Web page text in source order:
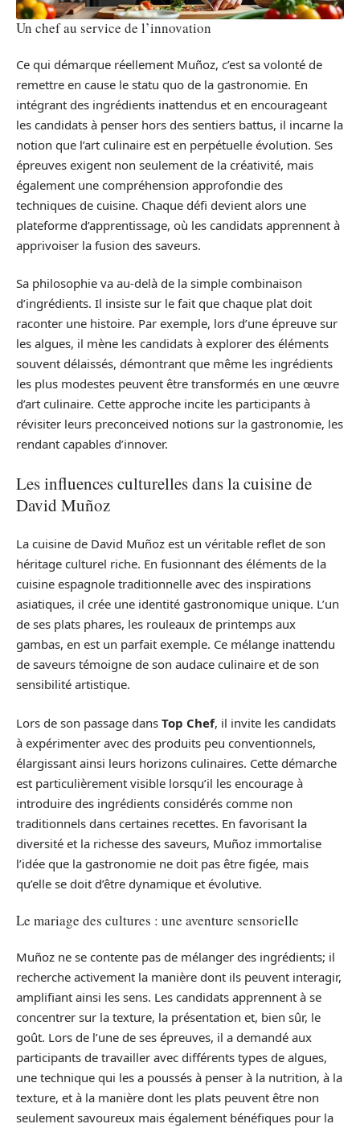
Un chef au service de l’innovation
Ce qui démarque réellement Muñoz, c’est sa volonté de
remettre en cause le statu quo de la gastronomie. En
intégrant des ingrédients inattendus et en encourageant
les candidats à penser hors des sentiers battus, il incarne la
notion que l’art culinaire est en perpétuelle évolution. Ses
épreuves exigent non seulement de la créativité, mais
également une compréhension approfondie des
techniques de cuisine. Chaque défi devient alors une
plateforme d’apprentissage, où les candidats apprennent à
apprivoiser la fusion des saveurs.
Sa philosophie va au-delà de la simple combinaison
d’ingrédients. Il insiste sur le fait que chaque plat doit
raconter une histoire. Par exemple, lors d’une épreuve sur
les algues, il mène les candidats à explorer des éléments
souvent délaissés, démontrant que même les ingrédients
les plus modestes peuvent être transformés en une œuvre
d’art culinaire. Cette approche incite les participants à
révisiter leurs preconceived notions sur la gastronomie, les
rendant capables d’innover.
Les influences culturelles dans la cuisine de
David Muñoz
La cuisine de David Muñoz est un véritable reflet de son
héritage culturel riche. En fusionnant des éléments de la
cuisine espagnole traditionnelle avec des inspirations
asiatiques, il crée une identité gastronomique unique. L’un
de ses plats phares, les rouleaux de printemps aux
gambas, en est un parfait exemple. Ce mélange inattendu
de saveurs témoigne de son audace culinaire et de son
sensibilité artistique.
Lors de son passage dans Top Chef, il invite les candidats
à expérimenter avec des produits peu conventionnels,
élargissant ainsi leurs horizons culinaires. Cette démarche
est particulièrement visible lorsqu’il les encourage à
introduire des ingrédients considérés comme non
traditionnels dans certaines recettes. En favorisant la
diversité et la richesse des saveurs, Muñoz immortalise
l’idée que la gastronomie ne doit pas être figée, mais
qu’elle se doit d’être dynamique et évolutive.
Le mariage des cultures : une aventure sensorielle
Muñoz ne se contente pas de mélanger des ingrédients; il
recherche activement la manière dont ils peuvent interagir,
amplifiant ainsi les sens. Les candidats apprennent à se
concentrer sur la texture, la présentation et, bien sûr, le
goût. Lors de l’une de ses épreuves, il a demandé aux
participants de travailler avec différents types de algues,
une technique qui les a poussés à penser à la nutrition, à la
texture, et à la manière dont les plats peuvent être non
seulement savoureux mais également bénéfiques pour la